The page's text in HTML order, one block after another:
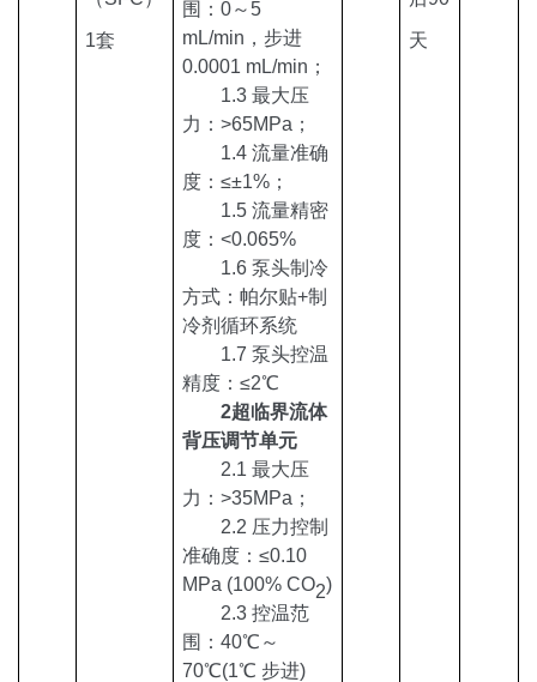
1套
围：0～5
mL/min，步进
0.0001 mL/min；
1.3 最大压
力：>65MPa；
1.4 流量准确
度：≤±1%；
1.5 流量精密
度：<0.065%
1.6 泵头制冷
方式：帕尔贴+制
冷剂循环系统
1.7 泵头控温
精度：≤2℃
2超临界流体
背压调节单元
2.1 最大压
力：>35MPa；
2.2 压力控制
准确度：≤0.10
MPa (100% CO2)
2.3 控温范
围：40℃ ～
70℃(1℃ 步进)
天